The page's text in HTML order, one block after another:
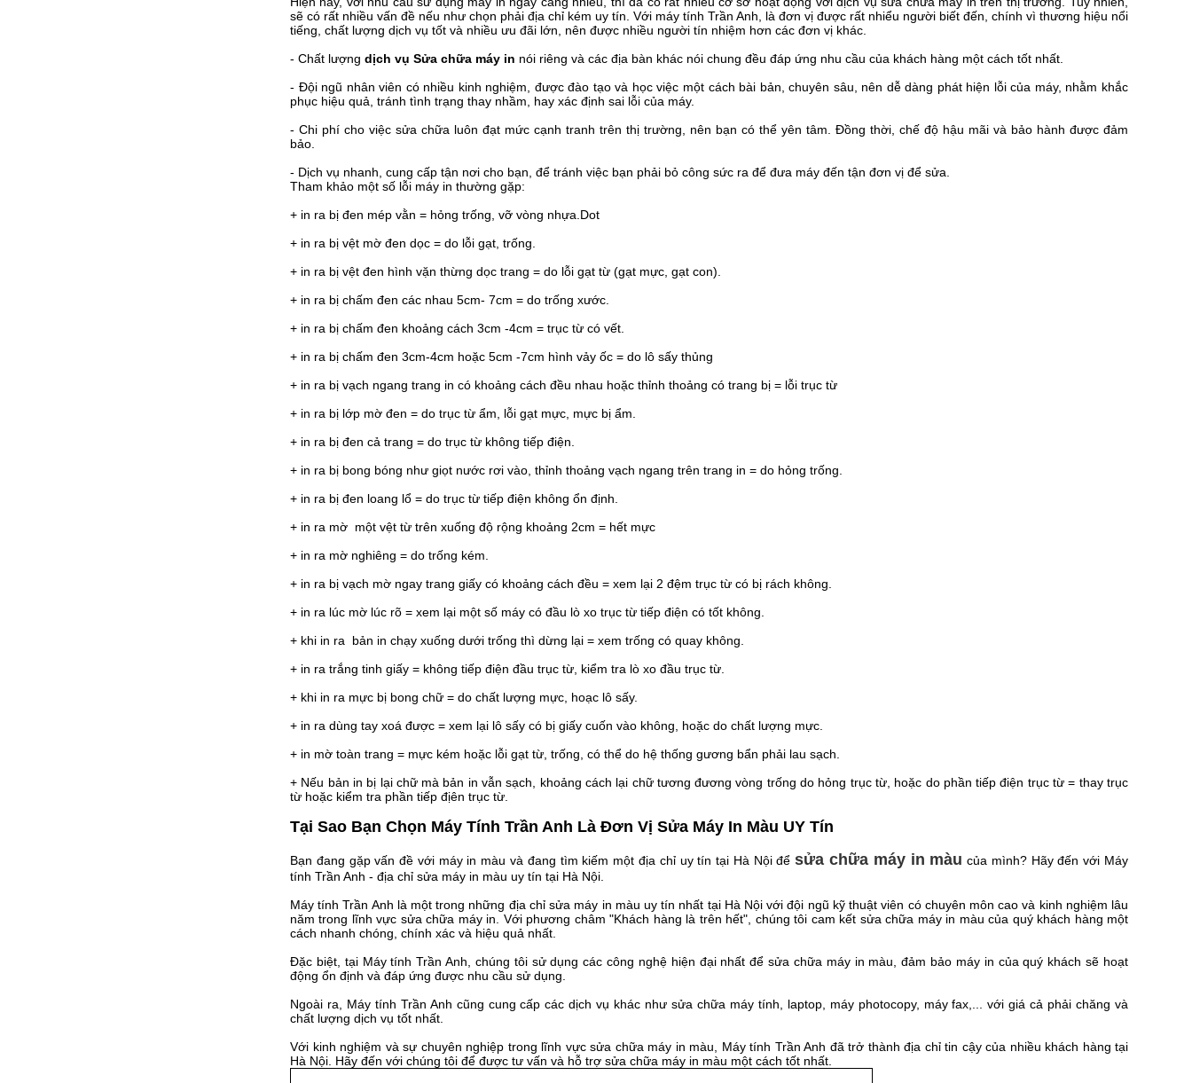
sẽ có rất nhiều vấn đề nếu như chọn phải địa chỉ kém uy tín. Với máy tính Trần Anh, là đơn vị được rất nhiểu người biết đến, chính vì thương hiệu nổi
tiếng, chất lượng dịch vụ tốt và nhiều ưu đãi lớn, nên được nhiều người tín nhiệm hơn các đơn vị khác.
- Chất lượng dịch vụ Sửa chữa máy in nói riêng và các địa bàn khác nói chung đều đáp ứng nhu cầu của khách hàng một cách tốt nhất.
- Đội ngũ nhân viên có nhiều kinh nghiệm, được đào tạo và học việc một cách bài bản, chuyên sâu, nên dễ dàng phát hiện lỗi của máy, nhằm khắc
phục hiệu quả, tránh tình trạng thay nhầm, hay xác định sai lỗi của máy.
- Chi phí cho việc sửa chữa luôn đạt mức cạnh tranh trên thị trường, nên bạn có thể yên tâm. Đồng thời, chế độ hậu mãi và bảo hành được đảm
bảo.
- Dịch vụ nhanh, cung cấp tận nơi cho bạn, để tránh việc bạn phải bỏ công sức ra để đưa máy đến tận đơn vị để sửa.
Tham khảo một số lỗi máy in thường gặp:
+ in ra bị đen mép vằn = hỏng trống, vỡ vòng nhựa.Dot
+ in ra bị vệt mờ đen dọc = do lỗi gạt, trống.
+ in ra bị vệt đen hình vặn thừng dọc trang = do lỗi gạt từ (gạt mực, gạt con).
+ in ra bị chấm đen các nhau 5cm- 7cm = do trống xước.
+ in ra bị chấm đen khoảng cách 3cm -4cm = trục từ có vết.
+ in ra bị chấm đen 3cm-4cm hoặc 5cm -7cm hình vảy ốc = do lô sấy thủng
+ in ra bị vạch ngang trang in có khoảng cách đều nhau hoặc thỉnh thoảng có trang bị = lỗi trục từ
+ in ra bị lớp mờ đen = do trục từ ẩm, lỗi gạt mực, mực bị ẩm.
+ in ra bị đen cả trang = do trục từ không tiếp điện.
+ in ra bị bong bóng như giọt nước rơi vào, thỉnh thoảng vạch ngang trên trang in = do hỏng trống.
+ in ra bị đen loang lổ = do trục từ tiếp điện không ổn định.
+ in ra mờ một vệt từ trên xuống độ rộng khoảng 2cm = hết mực
+ in ra mờ nghiêng = do trống kém.
+ in ra bị vạch mờ ngay trang giấy có khoảng cách đều = xem lại 2 đệm trục từ có bị rách không.
+ in ra lúc mờ lúc rõ = xem lại một số máy có đầu lò xo trục từ tiếp điện có tốt không.
+ khi in ra bản in chạy xuống dưới trống thì dừng lại = xem trống có quay không.
+ in ra trắng tinh giấy = không tiếp điện đầu trục từ, kiểm tra lò xo đầu trục từ.
+ khi in ra mực bị bong chữ = do chất lượng mực, hoạc lô sấy.
+ in ra dùng tay xoá được = xem lại lô sấy có bị giấy cuốn vào không, hoặc do chất lượng mực.
+ in mờ toàn trang = mực kém hoặc lỗi gạt từ, trống, có thể do hệ thống gương bẩn phải lau sạch.
+ Nếu bản in bị lại chữ mà bản in vẫn sạch, khoảng cách lại chữ tương đương vòng trống do hỏng trục từ, hoặc do phần tiếp điện trục từ = thay trục
từ hoặc kiểm tra phần tiếp địên trục từ.
Tại Sao Bạn Chọn Máy Tính Trần Anh Là Đơn Vị Sửa Máy In Màu UY Tín
Bạn đang gặp vấn đề với máy in màu và đang tìm kiếm một địa chỉ uy tín tại Hà Nội đểsửa chữa máy in màu của mình? Hãy đến với Máy
tính Trần Anh - địa chỉ sửa máy in màu uy tín tại Hà Nội.
Máy tính Trần Anh là một trong những địa chỉ sửa máy in màu uy tín nhất tại Hà Nội với đội ngũ kỹ thuật viên có chuyên môn cao và kinh nghiệm lâu
năm trong lĩnh vực sửa chữa máy in. Với phương châm "Khách hàng là trên hết", chúng tôi cam kết sửa chữa máy in màu của quý khách hàng một
cách nhanh chóng, chính xác và hiệu quả nhất.
Đặc biệt, tại Máy tính Trần Anh, chúng tôi sử dụng các công nghệ hiện đại nhất để sửa chữa máy in màu, đảm bảo máy in của quý khách sẽ hoạt
động ổn định và đáp ứng được nhu cầu sử dụng.
Ngoài ra, Máy tính Trần Anh cũng cung cấp các dịch vụ khác như sửa chữa máy tính, laptop, máy photocopy, máy fax,... với giá cả phải chăng và
chất lượng dịch vụ tốt nhất.
Với kinh nghiệm và sự chuyên nghiệp trong lĩnh vực sửa chữa máy in màu, Máy tính Trần Anh đã trở thành địa chỉ tin cậy của nhiều khách hàng tại
Hà Nội. Hãy đến với chúng tôi để được tư vấn và hỗ trợ sửa chữa máy in màu một cách tốt nhất.